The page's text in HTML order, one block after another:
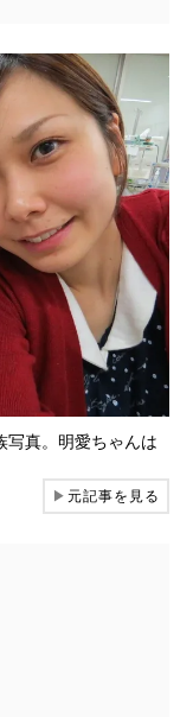
写真。明愛ちゃんは
▶元記事を見る